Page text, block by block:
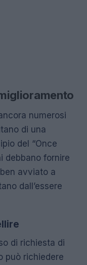
numerosi
di una
del “Once
debbano fornire
avviato a
dall’essere
di richiesta di
può richiedere